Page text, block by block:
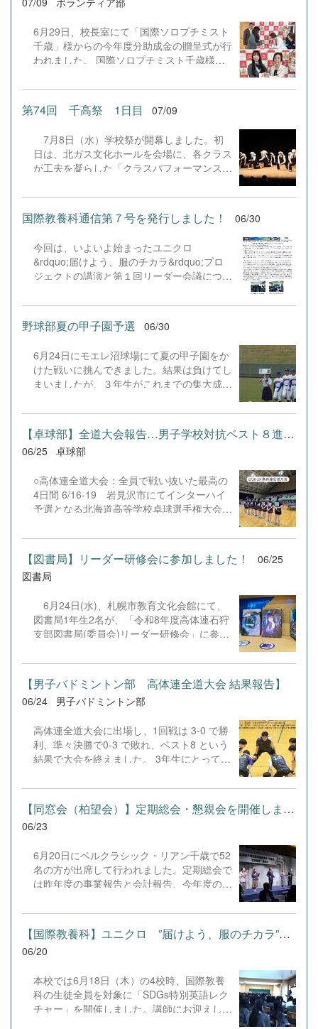
らした企画展示が完成間近です。生徒たちの
ご覧ください。皆様のご来場を心よりお待ち
しております。 &nbsp; &nbsp; &nbsp;
6月29日、校長室にて「国際ソロプチミスト
千歳」様からの今年度分助成金の贈呈式が行
われました。 国際ソロプチミスト千歳様に
かく見守り、多大なるご支援をいただいてお
ります。式では、代表の生徒が緊張しつつ
も、感謝の言葉とともに助成金を受け取りま
ら感謝し、これからも「自分たちにできる地
域貢献は何か」を考えながら、部員一丸とな
って一歩一歩活動を進めてまいります。 国
とうございました。今後とも本校ボランティ
ア部をよろしくお願いいたします！
第74回 千高祭 1日目 07/09
7月8日（水）学校祭が開幕しました。初
日は、北ガス文化ホールを会場に、各クラス
が工夫を凝らした「クラスパフォーマンス」
存分に発揮し、会場は大いに盛り上がりまし
た。当日は多くの保護者の皆様にご来場いた
だき、生徒たちの熱演に温かい拍手を送って
もご覧いただきました。ご来場いただいた皆
様、ありがとうございました。学校祭はまだ
続きます。引き続き、生徒たちの活躍にご期
～ ７月８日（水）オープニング・クラスパ
フォーマンス ７月10日（金）企画展・個人
12:30 なお、本校へご来校の際は、駐車ス
ペースがございませんので、公共交通機関を
ご利用ください。 &nbsp; &nbsp; &nbsp;
国際教養科通信第７号を発行しました！ 06/30
今回は、いよいよ始まったユニクロ
&rdquo;届けよう、服のチカラ&rdquo;プロ
ジェクトの講演と第１回リーダー会議につい
ドタブからダウンロードできます。生徒のこ
れからの活躍にご期待ください！
野球部夏の甲子園予選 06/30
6月24日にモエレ沼球場にて夏の甲子園をか
けた戦いに挑んできました。結果は負けてし
まいましたが、３年生がこれまでの集大成と
た。 新チームは選手１７名、マネジャー３
名でのスタートとなります。先輩方の無念を
晴らせるよう、頑張ります。
【卓球部】全道大会報告…男子学校対抗ベスト８進出！
06/25 卓球部
○高体連全道大会：全員で戦い抜いた最高の
4日間 6/16-19 岩見沢市にてインターハイ
予選となる北海道高等学校卓球選手権大会が
ろっての学校対抗」で、最高の舞台へ挑んで
きました！ ☆学校対抗（団体戦） 男子：全
道ベスト8！1・2回戦をしっかりと勝ち切
り、準々決勝では第4シードの札幌龍谷高校
たしました！ 女子：全道ベスト16！1回戦は
警戒していた静内高校にしっかりと勝利！2
回戦ではオホーツク支部1位・北見北斗高校
んでしたが、最後まで素晴らしい粘りを見せ
てくれました。 ☆個人戦シングルス 男子：
吉田（3回戦進出・ベスト32！）女子： 富士
本（1回戦敗退・大舞台で堂々と健闘！） 目
上、ベスト4へ」には届きませんでしたが、
選手、ベンチメンバー、応援席のすべてが一
つになり、全員で戦い抜いた最高の4日間で
駆けつけ、割れんばかりの拍手と熱い声援を
送ってくださった保護者・関係者の皆さま、
本当にありがとうございました！ この大会
【図書局】リーダー研修会に参加しました！
06/25
図書局
6月24日(水)、札幌市教育文化会館にて、
図書局1年生2名が、「令和8年度高体連石狩
支部図書局(委員会)リーダー研修会」に参加
教授から、Web APIなどの図書館情報学につ
いて学びました。 午後は まちライブラリ
ー@ちとせ 若女将の依岡(よりおか)さんか
ら、全国1,300ヶ所ある「まちライブラリ
がりの場について紹介を受けました。そし
て、「自己表現をする本箱」を各校作成し、
本や自分の好きなことを紹介するなど相互交
【男子バドミントン部 高体連全道大会 結果報告】
06/24 男子バドミントン部
高体連全道大会に出場し、1回戦は 3-0 で勝
利、準々決勝で0-3 で敗れ、ベスト8 という
結果で大会を終えました。 3年生にとって
入学してからの3年間、嬉しいことばかりで
はなく、苦しいことや悔しいこともたくさん
ありました。それでも仲間と支え合いながら
努力を続け、ここまで歩んでくることができ
と、仲間と過ごした時間、応援してくださる
方々の存在は、私たちにとってかけがえのな
い宝物です。 これまで支えてくださった先
ての方々、本当にありがとうございました。
3年生はここで引退となりますが、私たちが
築いてきた想いと伝統を後輩たちに託しま
す。新チームのさらなる活躍を期待するとと
願いします。 3年間、本当にありがとうござ
いました。 #高体連 #全道大会 #ベスト8 #感
謝 #引退 #新チーム #バトンタッチ #応援あ
【同窓会（柏望会）】定期総会・懇親会を開催しました。
06/23
6月20日にベルクラシック・リアン千歳で52
名の方が出席して行われました。定期総会で
は昨年度の事業報告と会計報告、今年度の事
た。 懇親会では千歳市民ミュージカルの方
に今年度の公演案内と「実演」をしていただ
きました。日程は10月3日（土）18時～と4
日（日）14時～です。 最後はソプラノ歌手
元、校歌斉唱で幕を閉じました。例年のこと
ながら、大盛況に終了し、感謝いたします。
なお、茎津俊爾全日制振興会会長より、令和
【国際教養科】ユニクロ ”届けよう、服のチカラ”プロジェクト始...
06/20
本校では6月18日（木）の4校時、国際教養
科の生徒全員を対象に「SDGs特別英語レク
チャー」を開催しました。講師にお迎えした